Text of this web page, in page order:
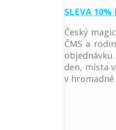
SLEVA 10%
Český
ČMS a
den, místa
v